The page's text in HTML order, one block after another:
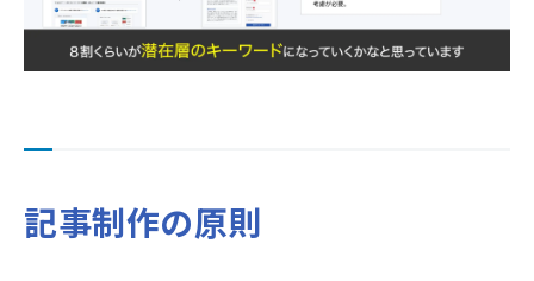
記事制作の原則